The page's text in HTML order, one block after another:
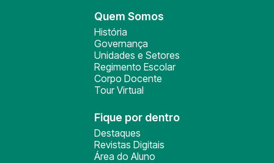
Quem Somos
História
Governança
Unidades e Setores
Regimento Escolar
Corpo Docente
Tour Virtual
Fique por dentro
Destaques
Revistas Digitais
Área do Aluno